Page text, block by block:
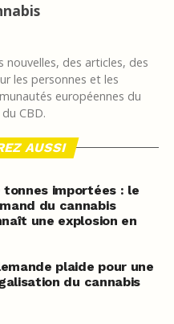
nouvelles, des articles, des
les personnes et les
européennes du
CBD.
AUSSI
tonnes importées : le
du cannabis
une explosion en
plaide pour une
du cannabis